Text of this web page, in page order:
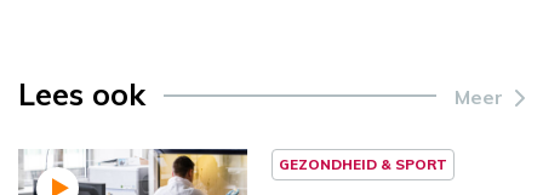
Lees ook Meer
GEZONDHEID & SPORT